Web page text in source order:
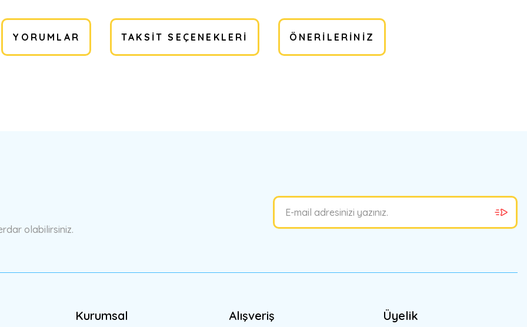
YORUMLAR TAKSIT SEÇENEKLERI ÖNERILERINIZ
olabilirsiniz.
Kurumsal Alışveriş Üyelik